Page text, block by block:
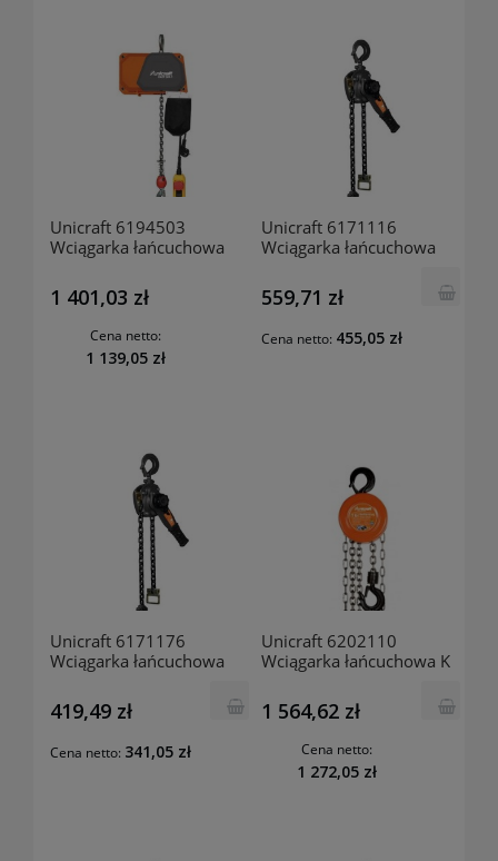
Unicraft 6194503
Wciągarka łańcuchowa
1 401,03 zł
Cena netto:
1 139,05 zł
Unicraft 6171116
Wciągarka łańcuchowa
559,71 zł
Cena netto: 455,05 zł
Unicraft 6171176
Wciągarka łańcuchowa
419,49 zł
Cena netto: 341,05 zł
Unicraft 6202110
Wciągarka łańcuchowa K
1 564,62 zł
Cena netto:
1 272,05 zł